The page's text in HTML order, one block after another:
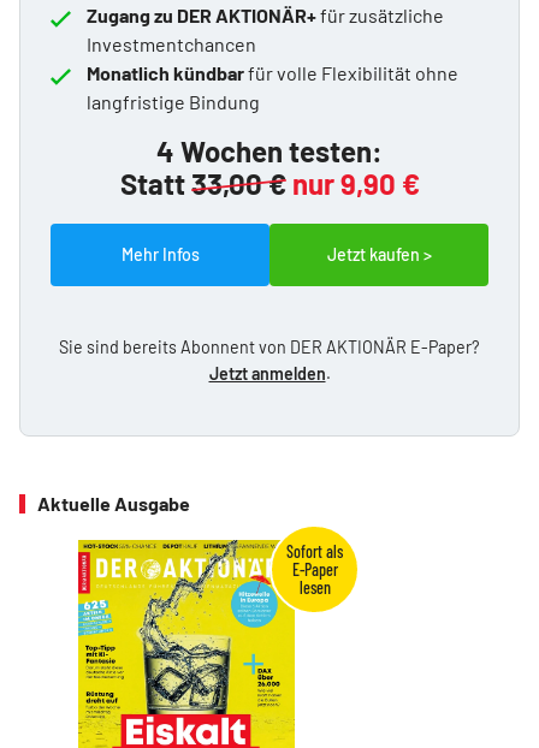
Zugang zu DER AKTIONÄR+für zusätzliche
Investmentchancen
Monatlich kündbarfür volle Flexibilität ohne
langfristige Bindung
4 Wochen testen:
Statt33,00 € nur 9,90 €
Mehr Infos Jetzt kaufen >
Sie sind bereits Abonnent von DER AKTIONÄR E-Paper?
Jetzt anmelden.
Aktuelle Ausgabe